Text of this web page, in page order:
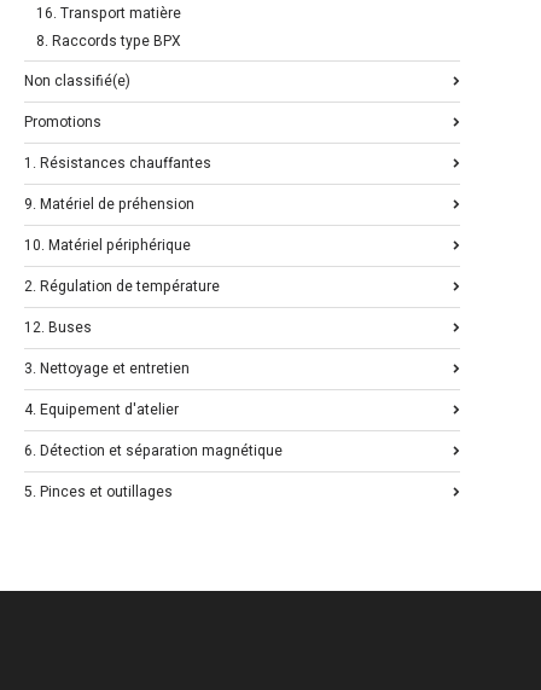
16. Transport matière
8. Raccords type BPX
Non classifié(e)
Promotions
1. Résistances chauffantes
9. Matériel de préhension
10. Matériel périphérique
2. Régulation de température
12. Buses
3. Nettoyage et entretien
4. Equipement d'atelier
6. Détection et séparation magnétique
5. Pinces et outillages